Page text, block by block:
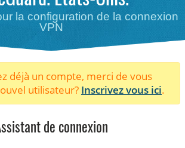
la configuration de la connexion
VPN
déjà un compte, merci de vous
utilisateur? Inscrivez vous ici.
de connexion